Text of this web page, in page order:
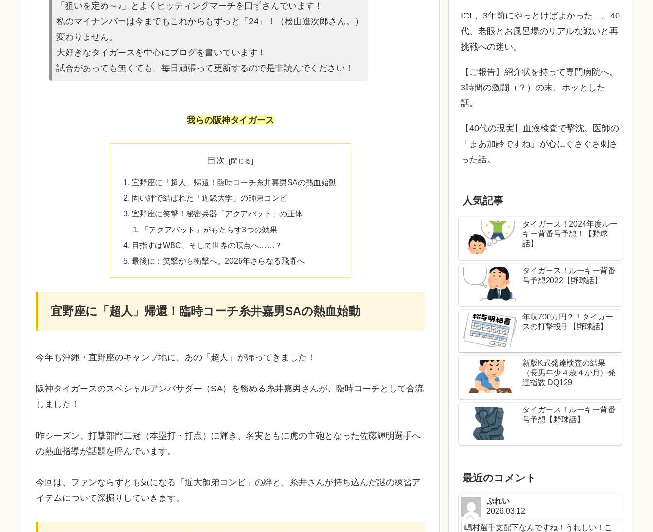
「狙いを定め～♪」とよくヒッティングマーチを口ずさんでいます！
私のマイナンバーは今までもこれからもずっと「24」！（桧山進次郎さん。）
変わりません。
大好きなタイガースを中心にブログを書いています！
試合があっても無くても、毎日頑張って更新するので是非読んでください！
我らの阪神タイガース
目次
宜野座に「超人」帰還！臨時コーチ糸井嘉男SAの熱血始動
固い絆で結ばれた「近畿大学」の師弟コンビ
宜野座に笑撃！秘密兵器「アクアバット」の正体
「アクアバット」がもたらす3つの効果
目指すはWBC、そして世界の頂点へ……？
最後に：笑撃から衝撃へ。2026年さらなる飛躍へ
宜野座に「超人」帰還！臨時コーチ糸井嘉男SAの熱血始動
今年も沖縄・宜野座のキャンプ地に、あの「超人」が帰ってきました！
阪神タイガースのスペシャルアンバサダー（SA）を務める糸井嘉男さんが、臨時コーチとして合流
しました！
昨シーズン、打撃部門二冠（本塁打・打点）に輝き、名実ともに虎の主砲となった佐藤輝明選手へ
の熱血指導が話題を呼んでいます。
​今回は、ファンならずとも気になる「近大師弟コンビ」の絆と、糸井さんが持ち込んだ謎の練習ア
イテムについて深掘りしていきます。
ICL、3年前にやっとけばよかった…。40
代、老眼とお風呂場のリアルな戦いと再
挑戦への迷い。
​【ご報告】紹介状を持って専門病院へ。
3時間の激闘（？）の末、ホッとした
話。
【40代の現実】血液検査で撃沈。医師の
「まあ加齢ですね」が心にぐさぐさ刺さ
った話。
人気記事
タイガース！2024年度ルー
キー背番号予想！【野球
話】
タイガース！ルーキー背番
号予想2022【野球話】
年収700万円？！タイガー
スの打撃投手【野球話】
新版K式発達検査の結果
（長男年少４歳４か月）発
達指数 DQ129
タイガース！ルーキー背番
号予想【野球話】
最近のコメント
ぷれい
2026.03.12
嶋村選手支配下なんですね！うれしい！こ